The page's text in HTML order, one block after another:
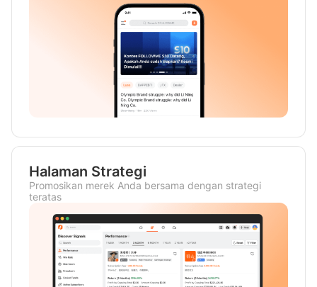
Halaman Strategi
Promosikan merek Anda bersama dengan strategi
teratas